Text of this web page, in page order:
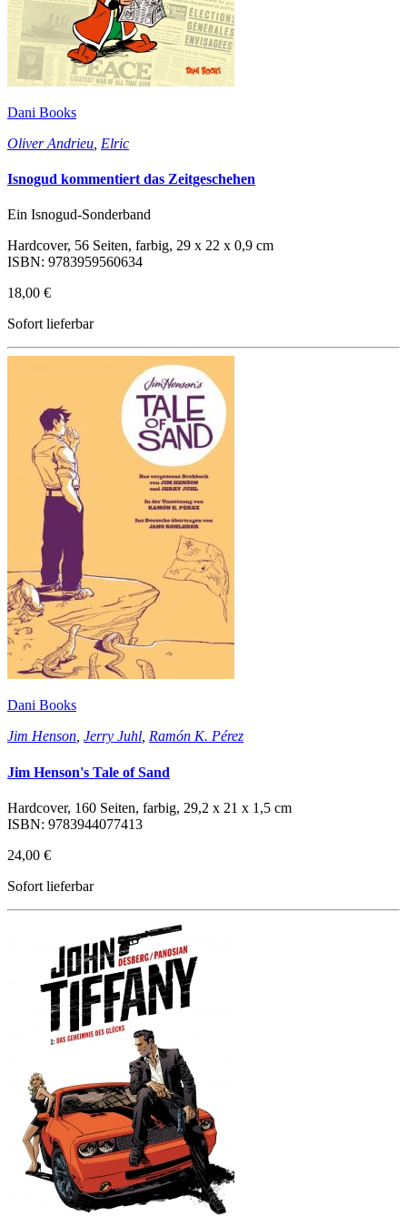
Dani Books
Oliver Andrieu Elric
Isnogud kommentiert das Zeitgeschehen
Ein Isnogud-Sonderband
Hardcover, 56 Seiten, farbig, 29 x 22 x 0,9 cm
ISBN: 9783959560634
18,00 €
Sofort lieferbar
Dani Books
Jim Henson, Jerry Juhl, Ramón K. Pérez
Jim Henson's Tale of Sand
Hardcover, 160 Seiten, farbig, 29,2 x 21 x 1,5 cm
ISBN: 9783944077413
24,00 €
Sofort lieferbar